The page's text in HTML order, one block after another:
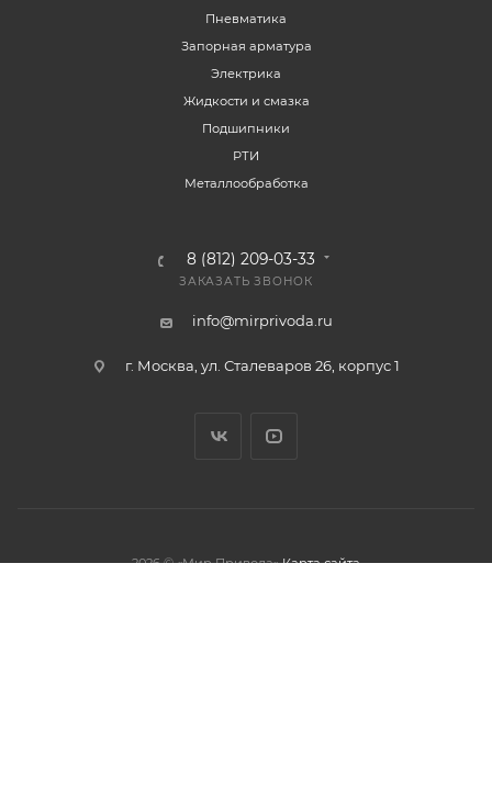
Пневматика
Запорная арматура
Электрика
Жидкости и смазка
Подшипники
РТИ
Металлообработка
8 (812) 209-03-33
ЗАКАЗАТЬ ЗВОНОК
info@mirprivoda.ru
г. Москва, ул. Сталеваров 26, корпус 1
2026 © «Мир Привода» Карта сайта